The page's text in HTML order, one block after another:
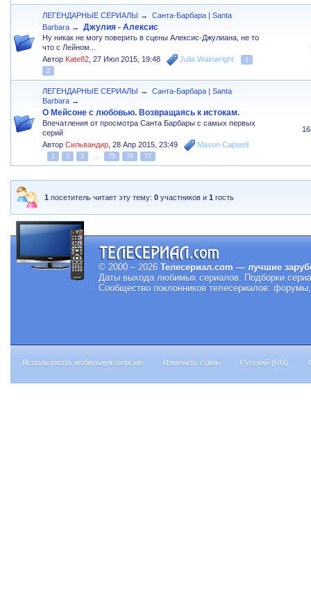
ЛЕГЕНДАРНЫЕ СЕРИАЛЫ →
Санта-Барбара | Santa
Barbara → Джулия - Алексис
Ну никак не могу поверить в сцены Алексис-Джулиана, не то
что с Лейном...
Автор Kate82 ,27 Июл 2015, 19:48 Julia Wainwright
1
2
ЛЕГЕНДАРНЫЕ СЕРИАЛЫ →
Санта-Барбара | Santa
Barbara →
О Мейсоне с любовью. Возвращаясь к истокам.
Впечатления от просмотра Санта Барбары с самых первых
серий
АвторСильвандир ,28 Апр 2015, 23:49 Mason Capwell
1 2 3 ... 75 76 77
1 посетитель читает эту тему:0 участников и1 гость
© 2000 – 2026 Телесериал.com — лучшие
Даты выхода любимых сериалов. Подборки
Сообщество поклонников телесериалов:
Использовать мобильную версию Изменить стиль Русский (RU)